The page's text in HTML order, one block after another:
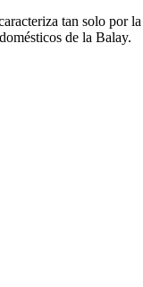
tan solo por
de la Balay.